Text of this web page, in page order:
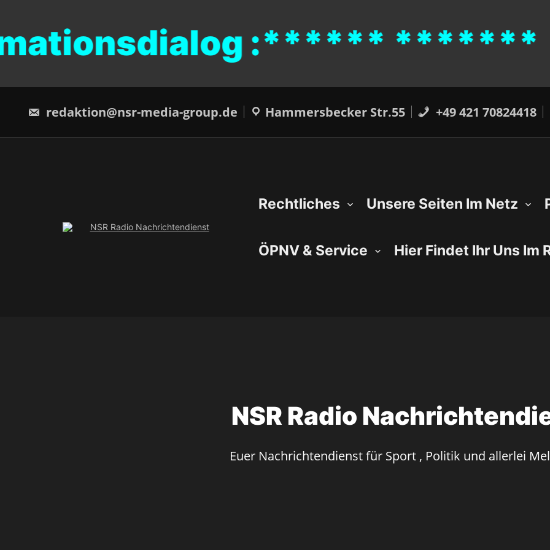
:****** *******
redaktion@nsr-media-group.de Hammersbecker Str.55 +49 421 70824418
Rechtliches Unsere Seiten Im Netz
ÖPNV & Service Hier Findet Ihr Uns Im
NSR Radio
Euer Nachrichtendienst für Sport , Politik und allerlei